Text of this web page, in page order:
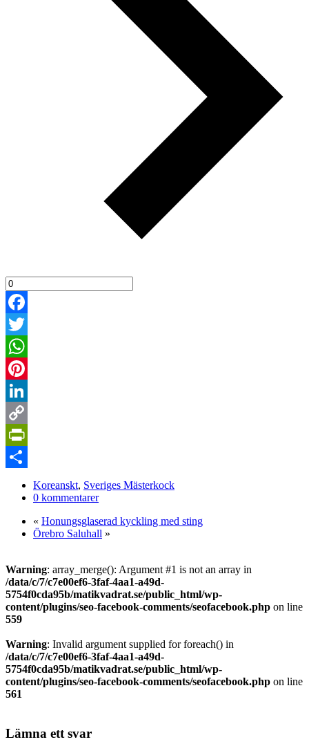
Facebook
Twitter
WhatsApp
Pinterest
LinkedIn
Copy
Link
PrintFriendly
Koreanskt, Sveriges Mästerkock
0 kommentarer
« Honungsglaserad kyckling med sting
Örebro Saluhall »
Warning: array_merge(): Argument #1 is not an array in
/data/c/7/c7e00ef6-3faf-4aa1-a49d-
5754f0cda95b/matikvadrat.se/public_html/wp-
content/plugins/seo-facebook-comments/seofacebook.php on line
559
Warning: Invalid argument supplied for foreach() in
/data/c/7/c7e00ef6-3faf-4aa1-a49d-
5754f0cda95b/matikvadrat.se/public_html/wp-
content/plugins/seo-facebook-comments/seofacebook.php on line
561
Lämna ett svar